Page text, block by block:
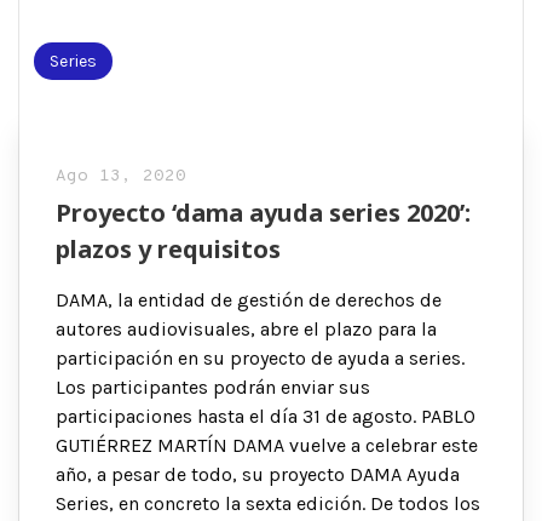
Series
Ago 13, 2020
Proyecto ‘dama ayuda series 2020’:
plazos y requisitos
DAMA, la entidad de gestión de derechos de
autores audiovisuales, abre el plazo para la
participación en su proyecto de ayuda a series.
Los participantes podrán enviar sus
participaciones hasta el día 31 de agosto. PABLO
GUTIÉRREZ MARTÍN DAMA vuelve a celebrar este
año, a pesar de todo, su proyecto DAMA Ayuda
Series, en concreto la sexta edición. De todos los